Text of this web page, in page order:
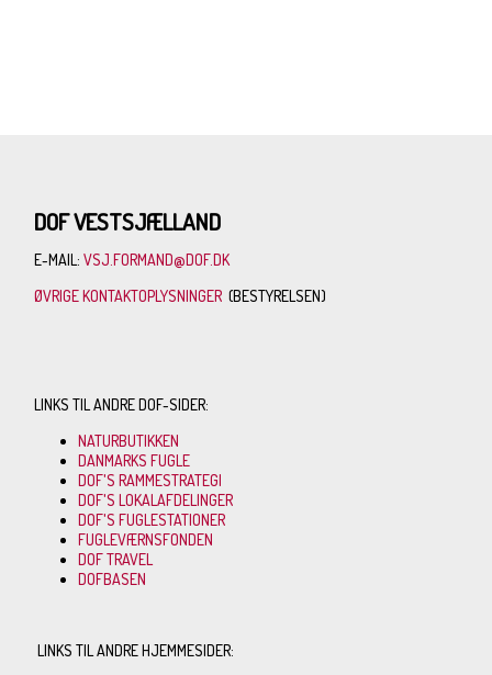
DOF VESTSJÆLLAND
E-MAIL:VSJ.FORMAND@DOF.DK
ØVRIGE KONTAKTOPLYSNINGER (BESTYRELSEN)
LINKS TIL ANDRE DOF-SIDER:
NATURBUTIKKEN
DANMARKS FUGLE
DOF'S RAMMESTRATEGI
DOF'S LOKALAFDELINGER
DOF'S FUGLESTATIONER
FUGLEVÆRNSFONDEN
DOF TRAVEL
DOFBASEN
LINKS TIL ANDRE HJEMMESIDER: